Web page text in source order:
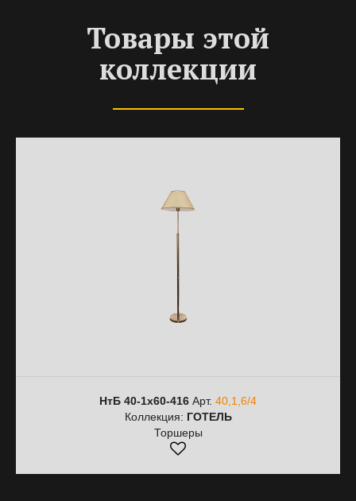
Товары этой
коллекции
НтБ 40-1х60-416 Арт. 40,1,6/4
Коллекция: ГОТЕЛЬ
Торшеры